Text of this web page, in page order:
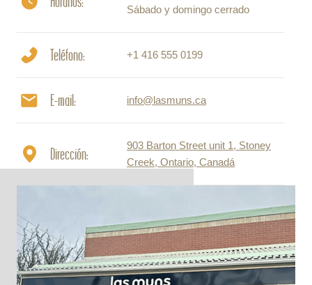
Sábado y domingo cerrado
Teléfono: +1 416 555 0199
E-mail: info@lasmuns.ca
Dirección:
903 Barton Street unit 1, Stoney
Creek, Ontario, Canadá